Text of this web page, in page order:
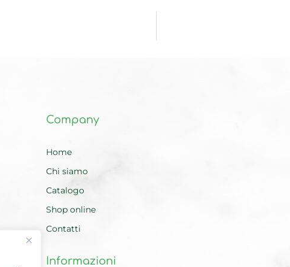
Company
Home
Chi siamo
Catalogo
Shop online
Contatti
Informazioni